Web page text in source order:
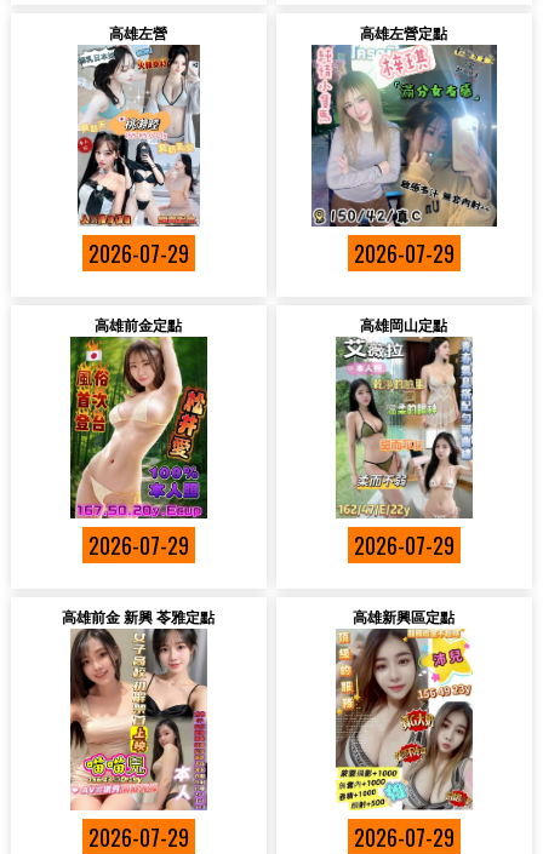
高雄左營
2026-07-29
高雄左營定點
2026-07-29
高雄前金定點
2026-07-29
高雄岡山定點
2026-07-29
高雄前金 新興 苓雅定點
2026-07-29
高雄新興區定點
2026-07-29